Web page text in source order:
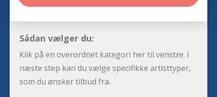
Sådan vælger du:
Klik på en overordnet kategori her til venstre. I
næste step kan du vælge specifikke artisttyper,
som du ønsker tilbud fra.